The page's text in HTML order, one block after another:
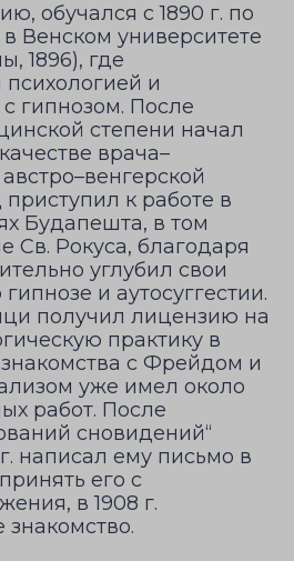
обучался с 1890 г. по
Венском университете
1896), где
психологией и
гипнозом. После
степени начал
врача–
к работе в
Будапешта, в том
Св. Рокуса, благодаря
углубил свои
и аутосуггестии.
получил лицензию на
практику в
с Фрейдом и
уже имел около
работ. После
сновидений“
написал ему письмо в
его с
в 1908 г.
знакомство.